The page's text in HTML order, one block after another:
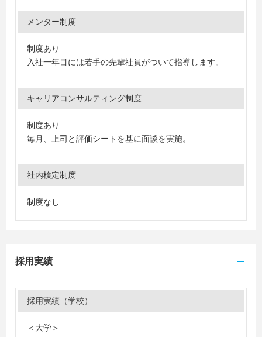
メンター制度
制度あり
入社一年目には若手の先輩社員がついて指導します。
キャリアコンサルティング制度
制度あり
毎月、上司と評価シートを基に面談を実施。
社内検定制度
制度なし
採用実績
採用実績（学校）
＜大学＞